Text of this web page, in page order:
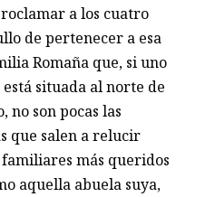
a los cuatro
de pertenecer a esa
Romaña que, si uno
situada al norte de
no son pocas las
que salen a relucir
familiares más queridos
aquella abuela suya,